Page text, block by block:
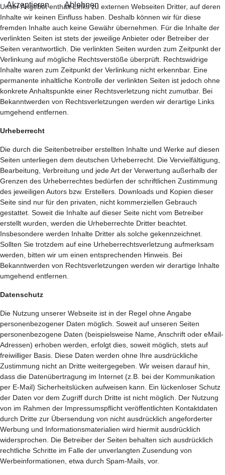
Unser Angebot enthält Links zu externen Webseiten Dritter, auf deren
Inhalte wir keinen Einfluss haben. Deshalb können wir für diese
fremden Inhalte auch keine Gewähr übernehmen. Für die Inhalte der
verlinkten Seiten ist stets der jeweilige Anbieter oder Betreiber der
Seiten verantwortlich. Die verlinkten Seiten wurden zum Zeitpunkt der
Verlinkung auf mögliche Rechtsverstöße überprüft. Rechtswidrige
Inhalte waren zum Zeitpunkt der Verlinkung nicht erkennbar. Eine
permanente inhaltliche Kontrolle der verlinkten Seiten ist jedoch ohne
konkrete Anhaltspunkte einer Rechtsverletzung nicht zumutbar. Bei
Bekanntwerden von Rechtsverletzungen werden wir derartige Links
umgehend entfernen.
Urheberrecht
Die durch die Seitenbetreiber erstellten Inhalte und Werke auf diesen
Seiten unterliegen dem deutschen Urheberrecht. Die Vervielfältigung,
Bearbeitung, Verbreitung und jede Art der Verwertung außerhalb der
Grenzen des Urheberrechtes bedürfen der schriftlichen Zustimmung
des jeweiligen Autors bzw. Erstellers. Downloads und Kopien dieser
Seite sind nur für den privaten, nicht kommerziellen Gebrauch
gestattet. Soweit die Inhalte auf dieser Seite nicht vom Betreiber
erstellt wurden, werden die Urheberrechte Dritter beachtet.
Insbesondere werden Inhalte Dritter als solche gekennzeichnet.
Sollten Sie trotzdem auf eine Urheberrechtsverletzung aufmerksam
werden, bitten wir um einen entsprechenden Hinweis. Bei
Bekanntwerden von Rechtsverletzungen werden wir derartige Inhalte
umgehend entfernen.
Datenschutz
Die Nutzung unserer Webseite ist in der Regel ohne Angabe
personenbezogener Daten möglich. Soweit auf unseren Seiten
personenbezogene Daten (beispielsweise Name, Anschrift oder eMail-
Adressen) erhoben werden, erfolgt dies, soweit möglich, stets auf
freiwilliger Basis. Diese Daten werden ohne Ihre ausdrückliche
Zustimmung nicht an Dritte weitergegeben. Wir weisen darauf hin,
dass die Datenübertragung im Internet (z.B. bei der Kommunikation
per E-Mail) Sicherheitslücken aufweisen kann. Ein lückenloser Schutz
der Daten vor dem Zugriff durch Dritte ist nicht möglich. Der Nutzung
von im Rahmen der Impressumspflicht veröffentlichten Kontaktdaten
durch Dritte zur Übersendung von nicht ausdrücklich angeforderter
Werbung und Informationsmaterialien wird hiermit ausdrücklich
widersprochen. Die Betreiber der Seiten behalten sich ausdrücklich
rechtliche Schritte im Falle der unverlangten Zusendung von
Werbeinformationen, etwa durch Spam-Mails, vor.
Akzeptieren Ablehnen